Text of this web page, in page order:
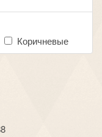
Коричневые